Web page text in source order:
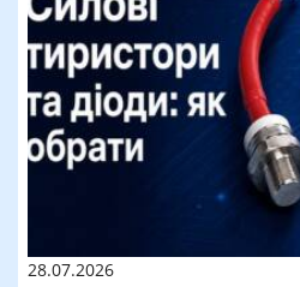
28.07.2026